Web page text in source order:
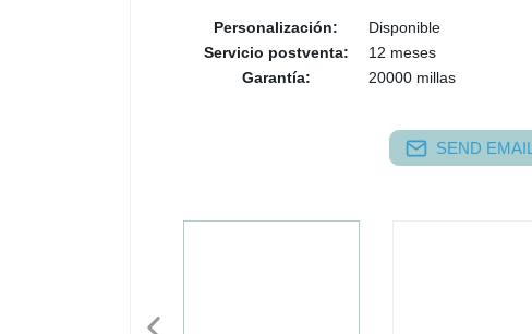
Personalización:
Disponible
Servicio postventa:
12 meses
Garantía:
20000 millas
SEND